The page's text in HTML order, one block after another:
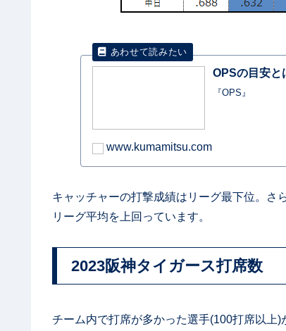
OPSの目安
『OPS』
www.kumamitsu.com
キャッチャーの打撃成績はリーグ最下位。さ
リーグ平均を上回っています。
2023阪神タイガース打席数
チーム内で打席が多かった選手(100打席以上)